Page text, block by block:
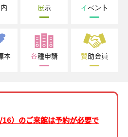
内 展示 イベント
本 各種申請 賛助会員
利用案内
イベント
各種申請
）のご来館は予約が必要で